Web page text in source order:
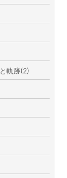
軌跡(2)